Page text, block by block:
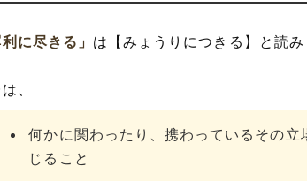
利に尽きる」 は【みょうりにつきる】と読み
、
何かに関わったり、携わっているその
じること